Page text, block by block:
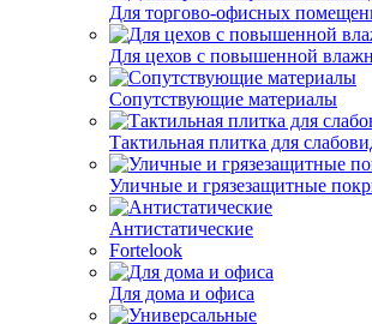
Для торгово-офисных
Для цехов с повышенной
Сопутствующие материалы
Тактильная плитка для
Уличные и грязезащитные
Антистатические
Fortelook
Для дома и офиса